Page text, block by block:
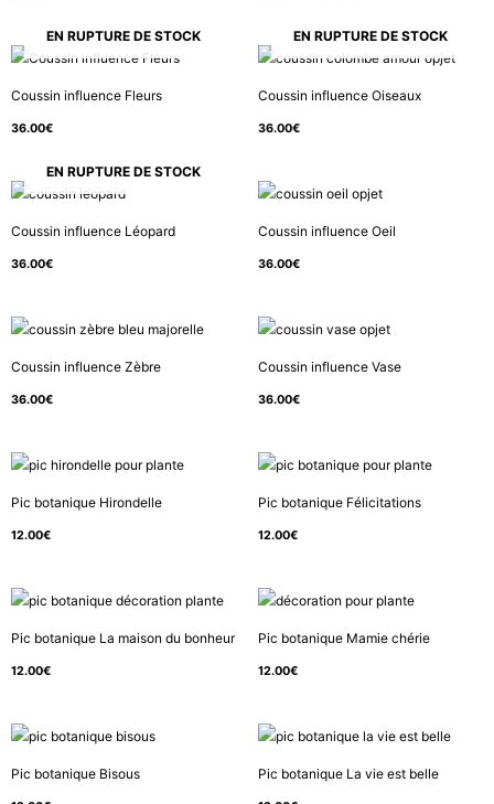
64.00€
EN RUPTURE DE STOCK
Coussin influence Fleurs
36.00€
EN RUPTURE DE STOCK
Coussin influence Oiseaux
36.00€
EN RUPTURE DE STOCK
Coussin influence Léopard
36.00€
Coussin influence Oeil
36.00€
Coussin influence Zèbre
36.00€
Coussin influence Vase
36.00€
Pic botanique Hirondelle
12.00€
Pic botanique Félicitations
12.00€
Pic botanique La maison du bonheur
12.00€
Pic botanique Mamie chérie
12.00€
Pic botanique Bisous Pic botanique La vie est belle